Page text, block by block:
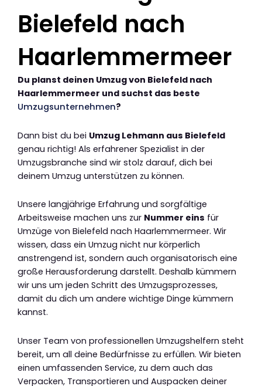
Bielefeld nach
Haarlemmermeer
Du planst deinen Umzug von Bielefeld nach
Haarlemmermeer und suchst das beste
Umzugsunternehmen?
Dann bist du bei Umzug Lehmann aus Bielefeld
genau richtig! Als erfahrener Spezialist in der
Umzugsbranche sind wir stolz darauf, dich bei
deinem Umzug unterstützen zu können.
Unsere langjährige Erfahrung und sorgfältige
Arbeitsweise machen uns zur Nummer eins für
Umzüge von Bielefeld nach Haarlemmermeer. Wir
wissen, dass ein Umzug nicht nur körperlich
anstrengend ist, sondern auch organisatorisch eine
große Herausforderung darstellt. Deshalb kümmern
wir uns um jeden Schritt des Umzugsprozesses,
damit du dich um andere wichtige Dinge kümmern
kannst.
Unser Team von professionellen Umzugshelfern steht
bereit, um all deine Bedürfnisse zu erfüllen. Wir bieten
einen umfassenden Service, zu dem auch das
Verpacken, Transportieren und Auspacken deiner